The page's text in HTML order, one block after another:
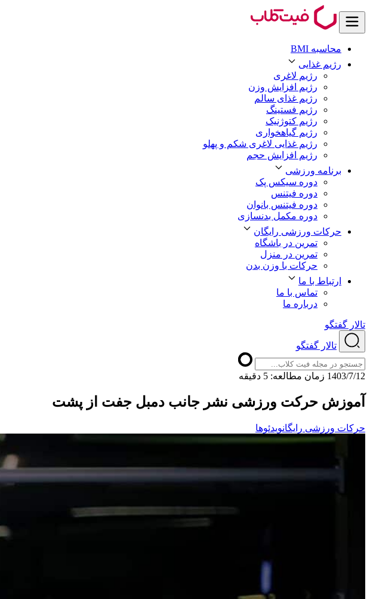
محاسبه BMI
رژیم غذایی
رژیم لاغری
رژیم افزایش وزن
رژیم غذای سالم
رژیم فستینگ
رژیم کتوژنیک
رژیم گیاهخواری
رژیم غذایی لاغری شکم و پهلو
رژیم افزایش حجم
برنامه ورزشی
دوره سیکس پک
دوره فیتنس
دوره فیتنس بانوان
دوره مکمل بدنسازی
حرکات ورزشی رایگان
تمرین در باشگاه
تمرین در منزل
حرکات با وزن بدن
ارتباط با ما
تماس با ما
درباره ما
تالار گفتگو
تالار گفتگو
1403/7/12 ﺯﻣﺎﻥ ﻣﻄﺎﻟﻌﻪ: 5 دقیقه
آموزش حرکت ورزشی نشر جانب دمبل جفت از پشت
حرکات ورزشی رایگانویدئوها